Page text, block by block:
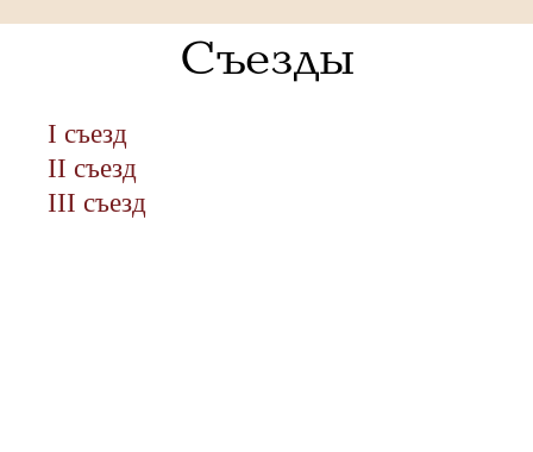
Съезды
I съезд
II съезд
III съезд